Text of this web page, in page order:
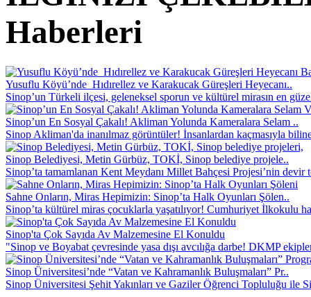
Haberleri
Yusuflu Köyü’nde Hıdırellez ve Karakucak Güreşleri Heyecanı..
Sinop’un Türkeli ilçesi, geleneksel sporun ve kültürel mirasın en
Sinop’un En Sosyal Çakalı! Akliman Yolunda Kameralara Selam ..
Sinop Akliman'da inanılmaz görüntüler! İnsanlardan kaçmasıyla
Sinop Belediyesi, Metin Gürbüz, TOKİ, Sinop belediye projele..
Sinop’ta tamamlanan Kent Meydanı Millet Bahçesi Projesi’nin devir
Sahne Onların, Miras Hepimizin: Sinop’ta Halk Oyunları Şölen..
Sinop’ta kültürel miras çocuklarla yaşatılıyor! Cumhuriyet İlkokulu
Sinop'ta Çok Sayıda Av Malzemesine El Konuldu
"Sinop ve Boyabat çevresinde yasa dışı avcılığa darbe! DKMP
Sinop Üniversitesi’nde “Vatan ve Kahramanlık Buluşmaları” Pr..
Sinop Üniversitesi Şehit Yakınları ve Gaziler Öğrenci Topluluğu ile